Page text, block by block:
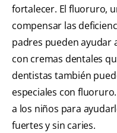
fortalecer. El fluoruro,
compensar las
padres pueden ayudar
con cremas dentales
dentistas también
especiales con
a los niños para
fuertes y sin caries.